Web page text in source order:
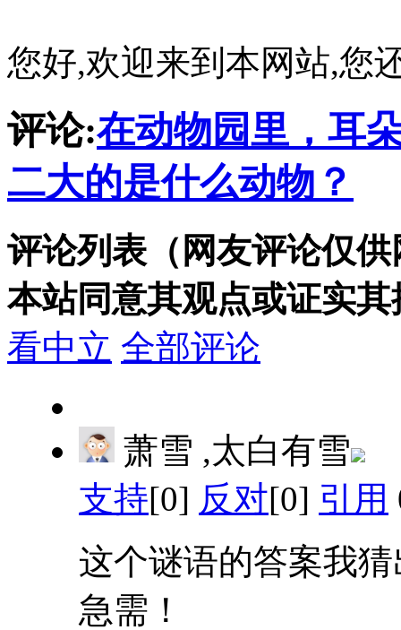
您好,欢迎来到本网站,您
评论:在动物园里，耳
二大的是什么动物？
评论列表（网友评论仅
本站同意其观点或证实其
看中立 全部评论
萧雪 ,太白有雪
支持[0] 反对[0] 引用
这个谜语的答案我
急需！